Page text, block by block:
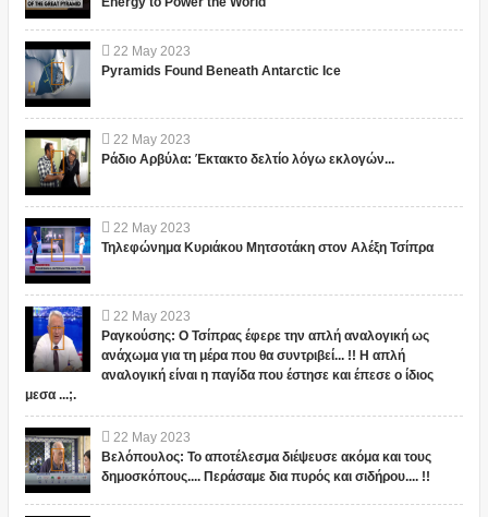
22 May 2023
Pyramids Found Beneath Antarctic Ice
22 May 2023
Ράδιο Αρβύλα: Έκτακτο δελτίο λόγω εκλογών...
22 May 2023
Τηλεφώνημα Κυριάκου Μητσοτάκη στον Αλέξη Τσίπρα
22 May 2023
Ραγκούσης: Ο Τσίπρας έφερε την απλή αναλογική ως
ανάχωμα για τη μέρα που θα συντριβεί... !! Η απλή
αναλογική είναι η παγίδα που έστησε και έπεσε ο ίδιος
μεσα ...;.
22 May 2023
Βελόπουλος: Το αποτέλεσμα διέψευσε ακόμα και τους
δημοσκόπους.... Περάσαμε δια πυρός και σιδήρου.... !!